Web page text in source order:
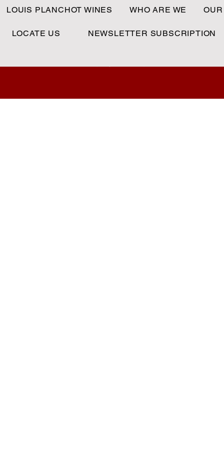
MAISON LOUIS PLANCHOT
LOUIS PLANCHOT WINES WHO ARE WE
LOCATE US NEWSLETTER SUBSCRIPTION